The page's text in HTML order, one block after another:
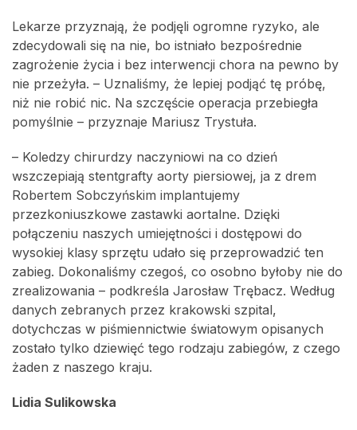
Lekarze przyznają, że podjęli ogromne ryzyko, ale
zdecydowali się na nie, bo istniało bezpośrednie
zagrożenie życia i bez interwencji chora na pewno by
nie przeżyła. – Uznaliśmy, że lepiej podjąć tę próbę,
niż nie robić nic. Na szczęście operacja przebiegła
pomyślnie – przyznaje Mariusz Trystuła.
– Koledzy chirurdzy naczyniowi na co dzień
wszczepiają stentgrafty aorty piersiowej, ja z drem
Robertem Sobczyńskim implantujemy
przezkoniuszkowe zastawki aortalne. Dzięki
połączeniu naszych umiejętności i dostępowi do
wysokiej klasy sprzętu udało się przeprowadzić ten
zabieg. Dokonaliśmy czegoś, co osobno byłoby nie do
zrealizowania – podkreśla Jarosław Trębacz. Według
danych zebranych przez krakowski szpital,
dotychczas w piśmiennictwie światowym opisanych
zostało tylko dziewięć tego rodzaju zabiegów, z czego
żaden z naszego kraju.
Lidia Sulikowska